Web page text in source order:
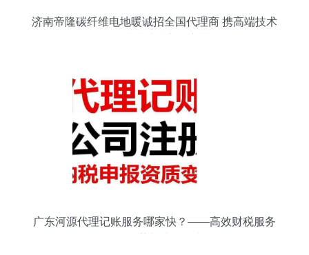
济南帝隆碳纤维电地暖诚招全国代理商 携高端技术
广东河源代理记账服务哪家快？――高效财税服务